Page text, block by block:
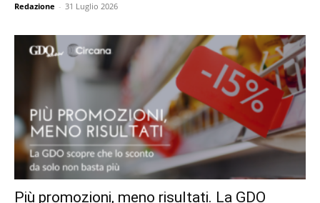
Redazione - 31 Luglio 2026
Più promozioni, meno risultati. La GDO